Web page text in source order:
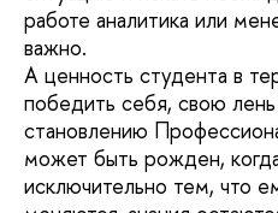
работе аналитика или
важно.
А ценность студента в
победить себя, свою
становлению
может быть рожден,
исключительно тем, что